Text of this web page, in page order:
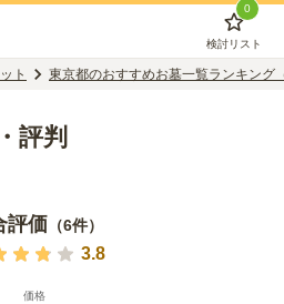
0
検討リスト
ト 東京都のおすすめお墓一覧ランキング
評判
評価 （6件）
3.8